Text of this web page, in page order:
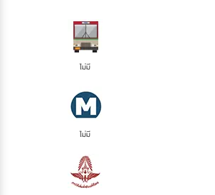
ไม่มี
ไม่มี